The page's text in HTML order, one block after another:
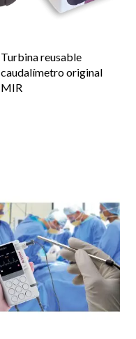
Turbina reusable
caudalímetro original
MIR